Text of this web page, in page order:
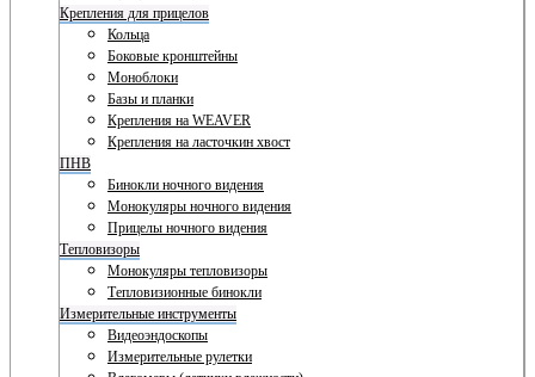
Крепления для прицелов
Кольца
Боковые кронштейны
Моноблоки
Базы и планки
Крепления на WEAVER
Крепления на ласточкин хвост
ПНВ
Бинокли ночного видения
Монокуляры ночного видения
Прицелы ночного видения
Тепловизоры
Монокуляры тепловизоры
Тепловизионные бинокли
Измерительные инструменты
Видеоэндоскопы
Измерительные рулетки